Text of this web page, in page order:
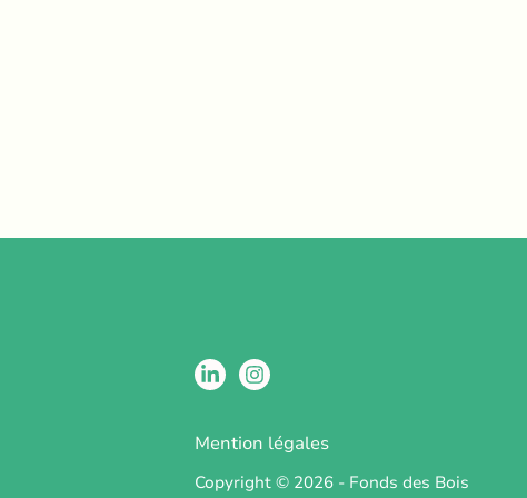
Mention légales
Copyright © 2026 - Fonds des Bois